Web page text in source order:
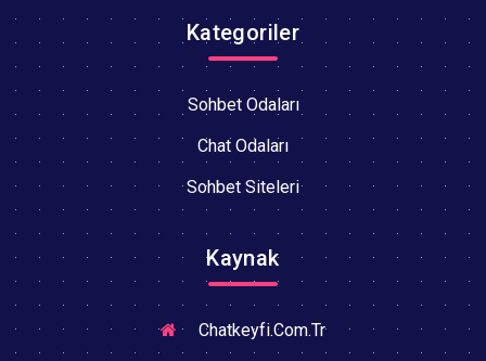
Kategoriler
Sohbet Odaları
Chat Odaları
Sohbet Siteleri
Kaynak
Chatkeyfi.Com.Tr